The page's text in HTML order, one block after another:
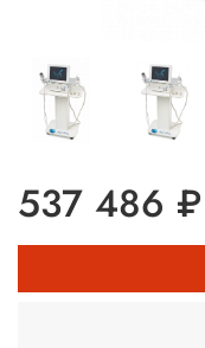
537 486 ₽